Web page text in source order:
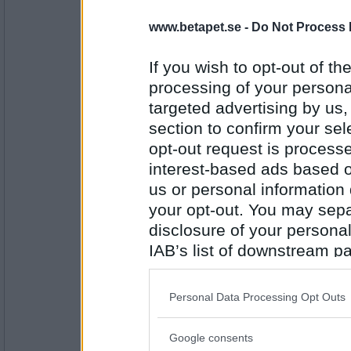
www.betapet.se - Do Not Process
If you wish to opt-out of
processing of your
targeted advertising by
section to confirm your
opt-out request is
interest-based ads based
us or personal
your opt-out. You may
disclosure of your
IAB’s list of downstream
also be disclosed by us
Downstream Participants
Please note that this
Personal Data Processing Opt Outs
Google consents
Antal inlägg:
4962
Kan bli besvärligt också
Måste vara underbart slippa karlar..?
Ja förstås när möbler ska skruvas ihop.
åskarll
När är det bäst att rymma fältet?